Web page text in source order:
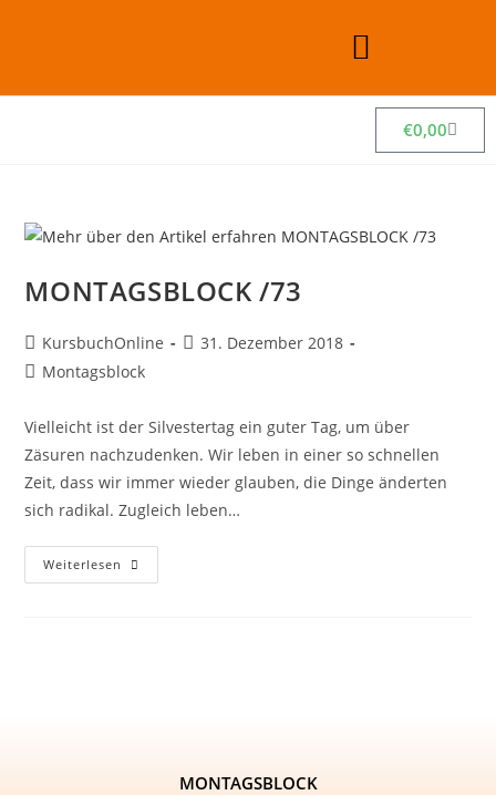
€0,00
MONTAGSBLOCK /73
KursbuchOnline
31. Dezember 2018
Montagsblock
Vielleicht ist der Silvestertag ein guter Tag, um über
Zäsuren nachzudenken. Wir leben in einer so schnellen
Zeit, dass wir immer wieder glauben, die Dinge änderten
sich radikal. Zugleich leben…
Weiterlesen
MONTAGSBLOCK